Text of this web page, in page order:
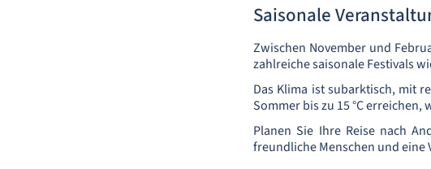
Saisonale
Zwischen November und
zahlreiche saisonale Festivals
Das Klima ist subarktisch, mit
Sommer bis zu 15 °C
Planen Sie Ihre Reise nach
freundliche Menschen und eine